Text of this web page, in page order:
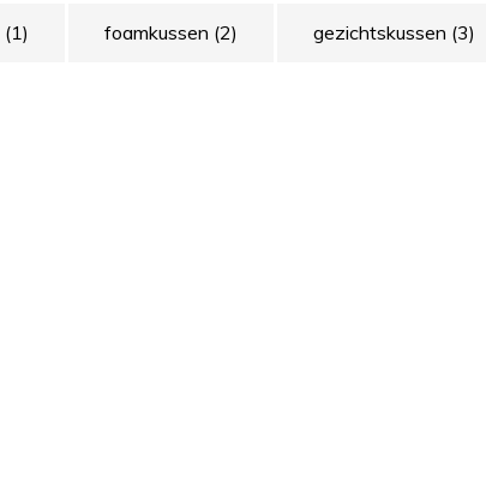
(1) foamkussen (2) gezichtskussen (3)